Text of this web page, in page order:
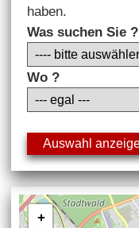
haben.
Was suchen Sie ?
Wo ?
+